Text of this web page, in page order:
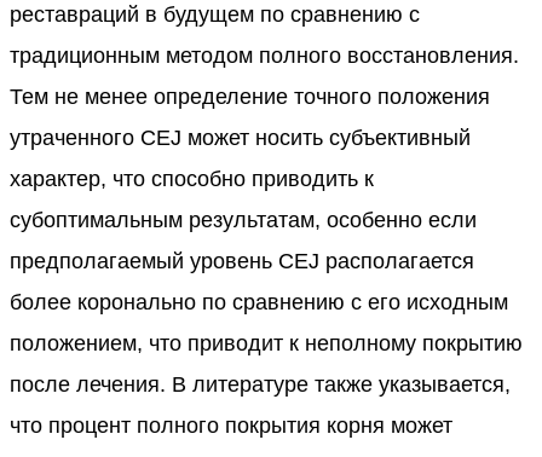
реставраций в будущем по сравнению с
традиционным методом полного восстановления.
Тем не менее определение точного положения
утраченного CEJ может носить субъективный
характер, что способно приводить к
субоптимальным результатам, особенно если
предполагаемый уровень CEJ располагается
более коронально по сравнению с его исходным
положением, что приводит к неполному покрытию
после лечения. В литературе также указывается,
что процент полного покрытия корня может